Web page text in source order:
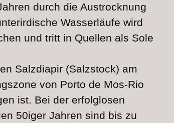
durch die Austrocknung
Wasserläufe wird
und tritt in Quellen als Sole
Salzdiapir (Salzstock) am
von Porto de Mos-Rio
ist. Bei der erfolglosen
50iger Jahren sind bis zu